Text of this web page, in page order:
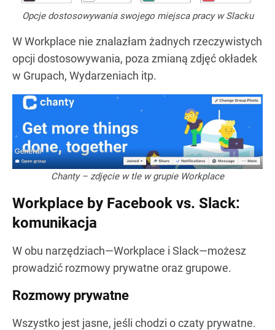
Opcje dostosowywania swojego miejsca pracy w Slacku
W Workplace nie znalazłam żadnych rzeczywistych
opcji dostosowywania, poza zmianą zdjęć okładek
w Grupach, Wydarzeniach itp.
Chanty – zdjęcie w tle w grupie Workplace
Workplace by Facebook vs. Slack:
komunikacja
W obu narzędziach—Workplace i Slack—możesz
prowadzić rozmowy prywatne oraz grupowe.
Rozmowy prywatne
Wszystko jest jasne, jeśli chodzi o czaty prywatne.